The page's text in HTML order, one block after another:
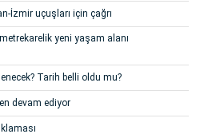
İzmir uçuşları için çağrı
yeni yaşam alanı
Tarih belli oldu mu?
devam ediyor